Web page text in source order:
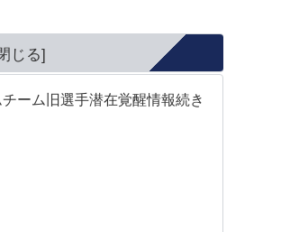
ーム旧選手潜在覚醒情報続き